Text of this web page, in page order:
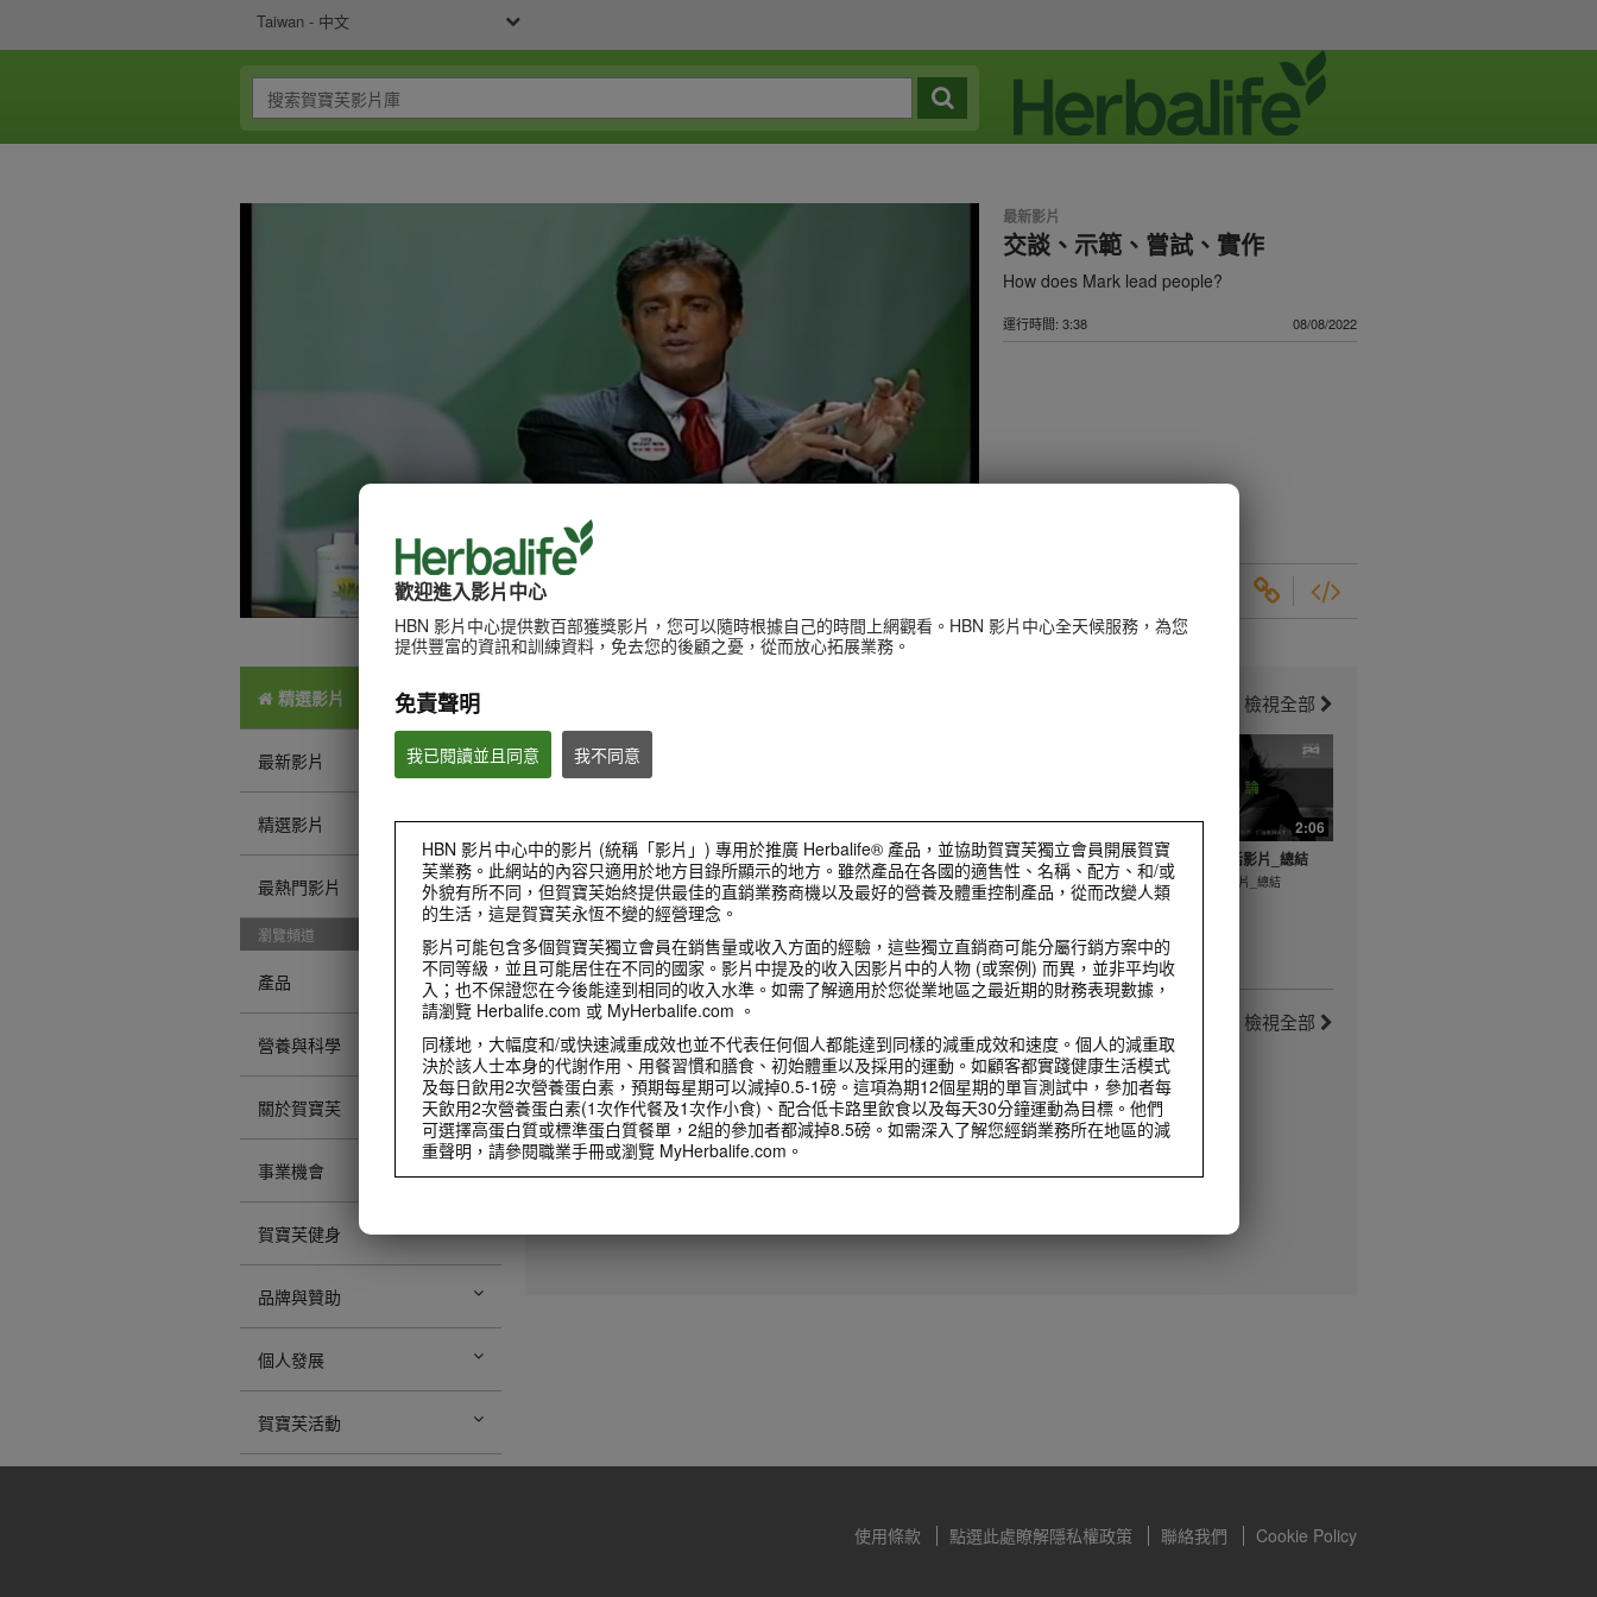
Taiwan - 中文
歡迎進入影片中心
HBN 影片中心提供數百部獲獎影片，您可以隨時根據自己的時間上網觀看。HBN 影片中心全天候服務，為您
提供豐富的資訊和訓練資料，免去您的後顧之憂，從而放心拓展業務。
免責聲明
我已閱讀並且同意 我不同意
HBN 影片中心中的影片 (統稱「影片」) 專用於推廣 Herbalife® 產品，並協助賀寶芙獨立會員開展賀寶
芙業務。此網站的內容只適用於地方目錄所顯示的地方。雖然產品在各國的適售性、名稱、配方、和/或
外貌有所不同，但賀寶芙始終提供最佳的直銷業務商機以及最好的營養及體重控制產品，從而改變人類
的生活，這是賀寶芙永恆不變的經營理念。
影片可能包含多個賀寶芙獨立會員在銷售量或收入方面的經驗，這些獨立直銷商可能分屬行銷方案中的
不同等級，並且可能居住在不同的國家。影片中提及的收入因影片中的人物 (或案例) 而異，並非平均收
入；也不保證您在今後能達到相同的收入水準。如需了解適用於您從業地區之最近期的財務表現數據，
請瀏覽 Herbalife.com 或 MyHerbalife.com 。
同樣地，大幅度和/或快速減重成效也並不代表任何個人都能達到同樣的減重成效和速度。個人的減重取
決於該人士本身的代謝作用、用餐習慣和膳食、初始體重以及採用的運動。如顧客都實踐健康生活模式
及每日飲用2次營養蛋白素，預期每星期可以減掉0.5-1磅。這項為期12個星期的單盲測試中，參加者每
天飲用2次營養蛋白素(1次作代餐及1次作小食)、配合低卡路里飲食以及每天30分鐘運動為目標。他們
可選擇高蛋白質或標準蛋白質餐單，2組的參加者都減掉8.5磅。如需深入了解您經銷業務所在地區的減
重聲明，請參閱職業手冊或瀏覽 MyHerbalife.com。
在開始任何減重計劃前，任何人都應該首先諮詢醫生意見。Herbalife® 產品只能輔助減重及控制體重，
在開始任何減重計劃前，任何人都應該首先諮詢醫生意見。Herbalife® 產品只能輔助減重及控制體重，
代全部膳食，每人每日最少要適度攝取一次正餐。
最新影片
交談、示範、嘗試、實作
How does Mark lead people?
運行時間: 3:38 08/08/2022
精選影片
最新影片
精選影片
最熱門影片
瀏覽頻道
產品
營養與科學
關於賀寶芙
事業機會
賀寶芙健身
品牌與贊助
個人發展
賀寶芙活動
檢視全部
3:27
營養專家揭密 健康早餐的好處
營養專家向您推薦#賀寶芙營養早
餐，不僅可以提供優質營養素、幫助
消化，幫助您的體重管理計畫及提振
精神。簡單的健康早餐組合
1:00
輕卡體控 從早餐開始
賀寶芙全方位營養早餐：簡單搭配
使用濃縮蘆薈汁、營養蛋白混合飲
養 幫助體重管理計畫、快速又方便
準備!
5:10
健康活躍新生活影片_運動前
伸展熱身示範
健康活躍新生活影片_運動前伸展
2:06
健康活躍新生活影片_總結
健康活躍新生活影片_總結
關於賀寶芙 檢視全部
1:30
直銷商宣導月領導人影片
使用條款 點選此處瞭解隱私權政策 聯絡我們 Cookie Policy